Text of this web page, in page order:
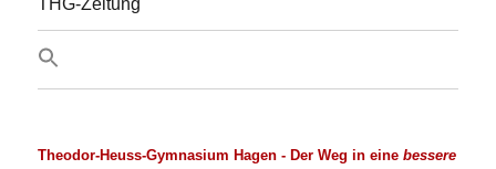
Theodor-Heuss-Gymnasium Hagen - Der Weg in einebessere